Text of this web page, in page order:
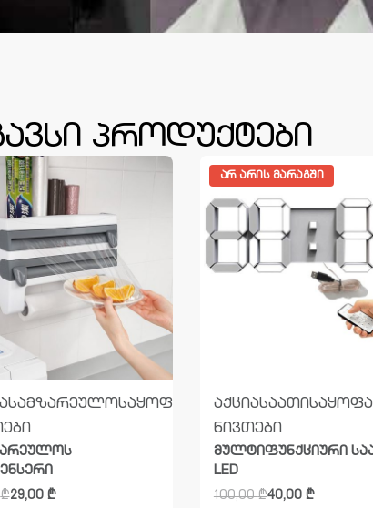
პროდუქტები
სამზარეულოსაყოფაცხოვრებო
₾29,00 ₾
ᲐᲠ ᲐᲠᲘᲡ ᲛᲐᲠᲐᲒᲨᲘ
აქციასაათი
ნივთები
მულტიფუნქციური
LED
100,00₾40,00 ₾